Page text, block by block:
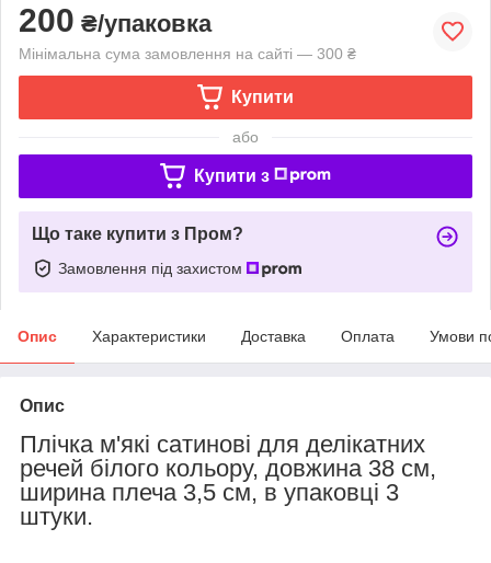
200 ₴/упаковка
Мінімальна сума замовлення на сайті — 300 ₴
Купити
або
Купити з
Що таке купити з Пром?
Замовлення під захистом
Опис Характеристики Доставка Оплата Умови
Опис
Плічка м'які сатинові для делікатних
речей білого кольору, довжина 38 см,
ширина плеча 3,5 см, в упаковці 3
штуки.